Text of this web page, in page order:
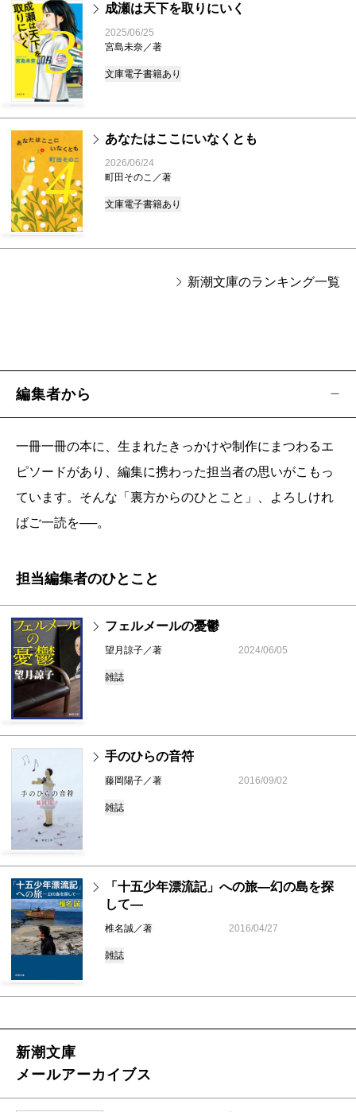
3
成瀬は天下を取りにいく
2025/06/25
宮島未奈／著
文庫電子書籍あり
4
あなたはここにいなくとも
2026/06/24
町田そのこ／著
文庫電子書籍あり
新潮文庫のランキング一覧
編集者から
一冊一冊の本に、生まれたきっかけや制作にまつわるエ
ピソードがあり、編集に携わった担当者の思いがこもっ
ています。そんな「裏方からのひとこと」、よろしけれ
ばご一読を──。
担当編集者のひとこと
フェルメールの憂鬱
望月諒子／著 2024/06/05
雑誌
手のひらの音符
藤岡陽子／著 2016/09/02
雑誌
「十五少年漂流記」への旅―幻の島を探
して―
椎名誠／著 2016/04/27
雑誌
新潮文庫
メールアーカイブス